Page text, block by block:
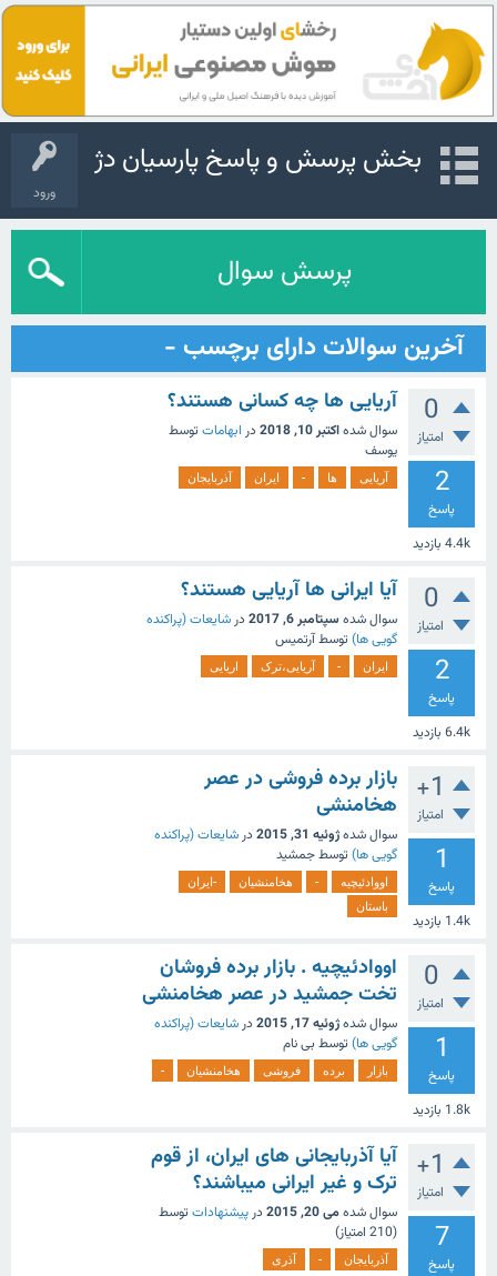
ورود
بخش پرسش و پاسخ پارسیان دژ
پرسش سوال
آخرین سوالات دارای برچسب -
0
امتیاز
2
پاسخ
4.4k بازدید
آریایی ها چه کسانی هستند؟
سوال شدهاکتبر 10, 2018 در ابهامات توسط
یوسف
آریایی ها - ایران آذربایجان
0
امتیاز
2
پاسخ
6.4k بازدید
آیا ایرانی ها آریایی هستند؟
سوال شده سپتامبر 6, 2017 در شایعات (پراکنده
گویی ها) توسطآرتمیس
ایران - آریایی،ترک اریایی
+1
امتیاز
1
پاسخ
1.4k بازدید
بازار برده فروشی در عصر
هخامنشی
سوال شدهژوئیه 31, 2015 در شایعات (پراکنده
گویی ها) توسطجمشید
اووادئیچیه - هخامنشیان
-ایران
باستان
0
امتیاز
1
پاسخ
1.8k بازدید
اووادئیچیه . بازار برده فروشان
تخت جمشید در عصر هخامنشی
سوال شدهژوئیه 17, 2015 در شایعات (پراکنده
گویی ها) توسط بی نام
بازار برده فروشی هخامنشیان -
+1
امتیاز
7
پاسخ
آیا آذربایجانی های ایران، از قوم
ترک و غیر ایرانی میباشند؟
سوال شدهمی 20, 2015 در پیشنهادات توسط
(
210 امتیاز)
آذربایجان - آذری